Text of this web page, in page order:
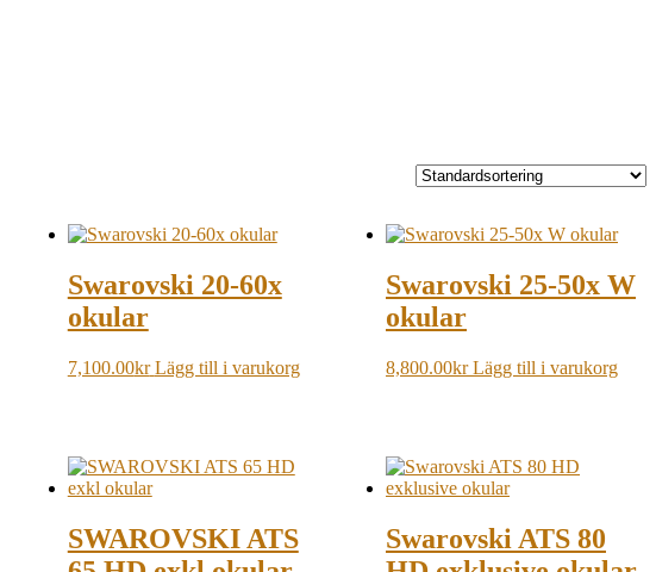
Swarovski 20-60x
okular
7,100.00kr Lägg till i varukorg
Swarovski 25-50x W
okular
8,800.00kr Lägg till i varukorg
SWAROVSKI ATS
Swarovski ATS 80